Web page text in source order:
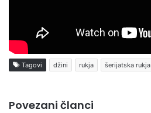
Tagovi džini rukja šerijatska rukja
Povezani članci